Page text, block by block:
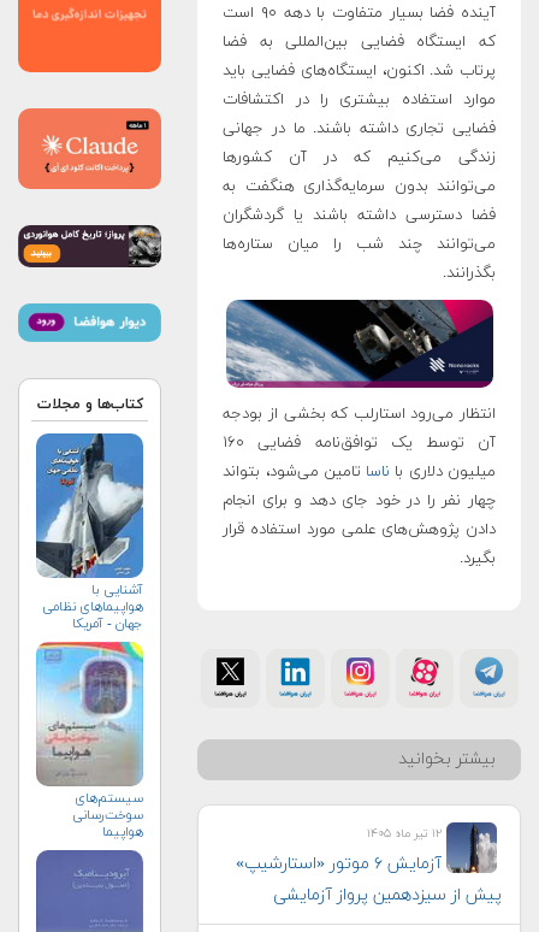
آینده فضا بسیار متفاوت با دهه ۹۰ است
که ایستگاه فضایی بین‌المللی به فضا
پرتاب شد. اکنون، ایستگاه‌های فضایی باید
موارد استفاده بیشتری را در اکتشافات
فضایی تجاری داشته باشند. ما در جهانی
زندگی می‌کنیم که در آن کشورها
می‌توانند بدون سرمایه‌گذاری هنگفت به
فضا دسترسی داشته باشند یا گردشگران
می‌توانند چند شب را میان ستاره‌ها
بگذرانند.
انتظار می‌رود استارلب که بخشی از بودجه
آن توسط یک توافق‌نامه فضایی ۱۶۰
میلیون دلاری با ناسا تامین می‌شود، بتواند
چهار نفر را در خود جای دهد و برای انجام
دادن پژوهش‌های علمی مورد استفاده قرار
بگیرد.
بیشتر بخوانید
۱۲ تیر ماه ۱۴۰۵
آزمایش ۶ موتور «استارشیپ»
پیش از سیزدهمین پرواز آزمایشی
کتاب‌ها و مجلات
آشنایی با
هواپیماهای نظامی
جهان - آمریکا
سیستم‌های
سوخت‌رسانی
هواپیما